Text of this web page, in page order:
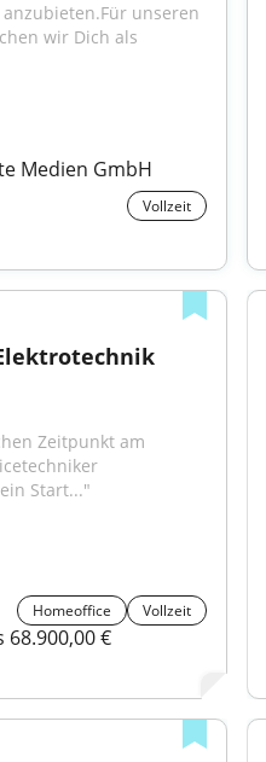
unseren
wir Dich als
Medien GmbH
Vollzeit
Zeitpunkt am
Start..."
Homeoffice Vollzeit
68.900,00 €